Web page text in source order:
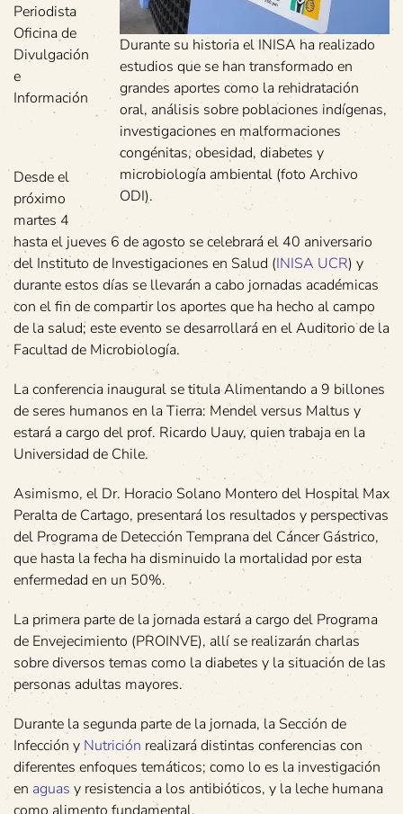
Durante su historia el INISA ha realizado
estudios que se han transformado en
grandes aportes como la rehidratación
oral, análisis sobre poblaciones indígenas,
investigaciones en malformaciones
congénitas, obesidad, diabetes y
microbiología ambiental (foto Archivo
ODI).
Periodista
Oficina de
Divulgación
e
Información
Desde el
próximo
martes 4
hasta el jueves 6 de agosto se celebrará el 40 aniversario
del Instituto de Investigaciones en Salud (INISA UCR) y
durante estos días se llevarán a cabo jornadas académicas
con el fin de compartir los aportes que ha hecho al campo
de la salud; este evento se desarrollará en el Auditorio de la
Facultad de Microbiología.
La conferencia inaugural se titula Alimentando a 9 billones
de seres humanos en la Tierra: Mendel versus Maltus y
estará a cargo del prof. Ricardo Uauy, quien trabaja en la
Universidad de Chile.
Asimismo, el Dr. Horacio Solano Montero del Hospital Max
Peralta de Cartago, presentará los resultados y perspectivas
del Programa de Detección Temprana del Cáncer Gástrico,
que hasta la fecha ha disminuido la mortalidad por esta
enfermedad en un 50%.
La primera parte de la jornada estará a cargo del Programa
de Envejecimiento (PROINVE), allí se realizarán charlas
sobre diversos temas como la diabetes y la situación de las
personas adultas mayores.
Durante la segunda parte de la jornada, la Sección de
Infección y Nutrición realizará distintas conferencias con
diferentes enfoques temáticos; como lo es la investigación
en aguas y resistencia a los antibióticos, y la leche humana